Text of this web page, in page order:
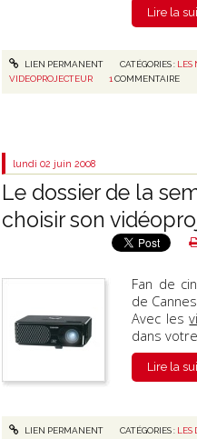
Lire la
LIEN PERMANENT CATÉGORIES : LES
VIDEOPROJECTEUR
1 COMMENTAIRE
lundi 02 juin 2008
Le dossier de la
choisir son
Fan de
de
Avec les
dans
Lire la
LIEN PERMANENT CATÉGORIES : LES